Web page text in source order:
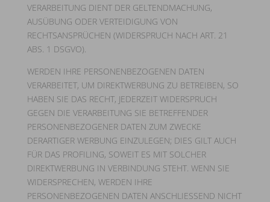
VERARBEITUNG DIENT DER GELTENDMACHUNG,
AUSÜBUNG ODER VERTEIDIGUNG VON
RECHTSANSPRÜCHEN (WIDERSPRUCH NACH ART. 21
ABS. 1 DSGVO).
WERDEN IHRE PERSONENBEZOGENEN DATEN
VERARBEITET, UM DIREKTWERBUNG ZU BETREIBEN, SO
HABEN SIE DAS RECHT, JEDERZEIT WIDERSPRUCH
GEGEN DIE VERARBEITUNG SIE BETREFFENDER
PERSONENBEZOGENER DATEN ZUM ZWECKE
DERARTIGER WERBUNG EINZULEGEN; DIES GILT AUCH
FÜR DAS PROFILING, SOWEIT ES MIT SOLCHER
DIREKTWERBUNG IN VERBINDUNG STEHT. WENN SIE
WIDERSPRECHEN, WERDEN IHRE
PERSONENBEZOGENEN DATEN ANSCHLIESSEND NICHT